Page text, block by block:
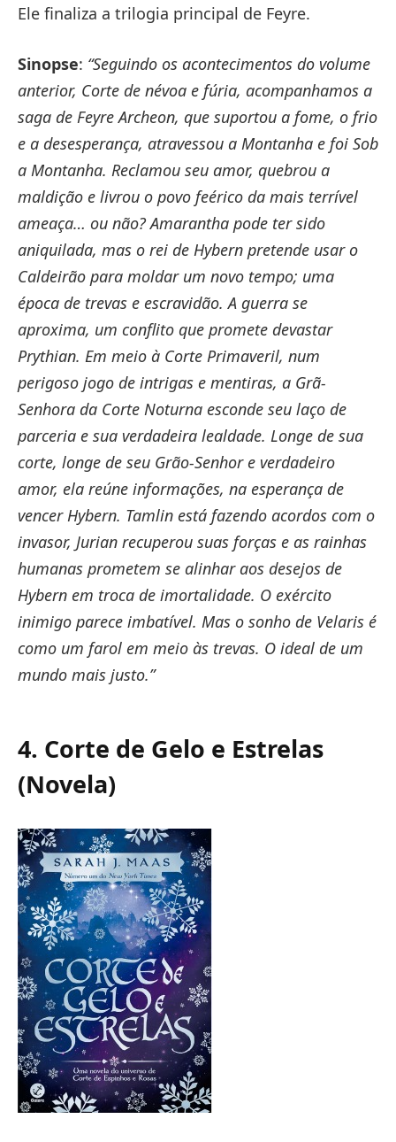
Ele finaliza a trilogia principal de Feyre.
Sinopse: “Seguindo os acontecimentos do volume
anterior, Corte de névoa e fúria, acompanhamos a
saga de Feyre Archeon, que suportou a fome, o frio
e a desesperança, atravessou a Montanha e foi Sob
a Montanha. Reclamou seu amor, quebrou a
maldição e livrou o povo feérico da mais terrível
ameaça… ou não? Amarantha pode ter sido
aniquilada, mas o rei de Hybern pretende usar o
Caldeirão para moldar um novo tempo; uma
época de trevas e escravidão. A guerra se
aproxima, um conflito que promete devastar
Prythian. Em meio à Corte Primaveril, num
perigoso jogo de intrigas e mentiras, a Grã-
Senhora da Corte Noturna esconde seu laço de
parceria e sua verdadeira lealdade. Longe de sua
corte, longe de seu Grão-Senhor e verdadeiro
amor, ela reúne informações, na esperança de
vencer Hybern. Tamlin está fazendo acordos com o
invasor, Jurian recuperou suas forças e as rainhas
humanas prometem se alinhar aos desejos de
Hybern em troca de imortalidade. O exército
inimigo parece imbatível. Mas o sonho de Velaris é
como um farol em meio às trevas. O ideal de um
mundo mais justo.”
4. Corte de Gelo e Estrelas
(Novela)